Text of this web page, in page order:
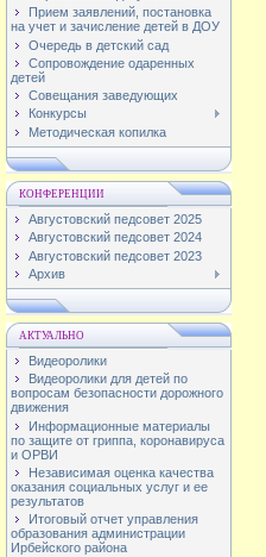
Прием заявлений, постановка
на учет и зачисление детей в ДОУ
Очередь в детский сад
Сопровождение одаренных
детей
Совещания заведующих
Конкурсы
Методическая копилка
КОНФЕРЕНЦИИ
Августовский педсовет 2025
Августовский педсовет 2024
Августовский педсовет 2023
Архив
АКТУАЛЬНО
Видеоролики
Видеоролики для детей по
вопросам безопасности дорожного
движения
Информационные материалы
по защите от гриппа, коронавируса
и ОРВИ
Независимая оценка качества
оказания социальных услуг и ее
результатов
Итоговый отчет управления
образования администрации
Ирбейского района